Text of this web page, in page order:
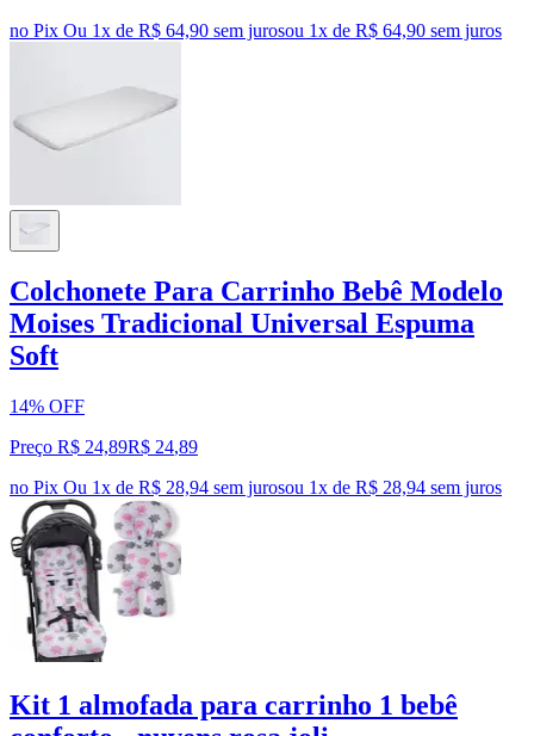
no Pix Ou 1x de R$ 64,90 sem jurosou 1x de R$ 64,90 sem juros
Colchonete Para Carrinho Bebê Modelo
Moises Tradicional Universal Espuma
Soft
14% OFF
Preço R$ 24,89R$ 24,89
no Pix Ou 1x de R$ 28,94 sem jurosou 1x de R$ 28,94 sem juros
Kit 1 almofada para carrinho 1 bebê